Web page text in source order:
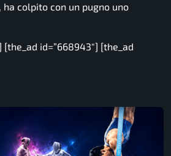
colpito con un pugno uno
[the_ad id=”668943″] [the_ad